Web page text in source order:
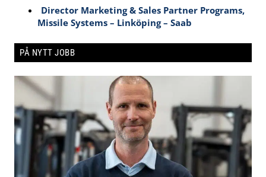
Director Marketing & Sales Partner Programs,
Missile Systems – Linköping – Saab
PÅ NYTT JOBB